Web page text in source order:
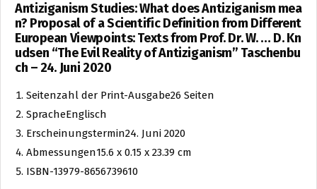
Antiziganism Studies: What does Antiziganism mea
n? Proposal of a Scientific Definition from Different
European Viewpoints: Texts from Prof. Dr. W. … D. Kn
udsen “The Evil Reality of Antiziganism” Taschenbu
ch – 24. Juni 2020
Seitenzahl der Print-Ausgabe26 Seiten
SpracheEnglisch
Erscheinungstermin24. Juni 2020
Abmessungen15.6 x 0.15 x 23.39 cm
ISBN-13979-8656739610